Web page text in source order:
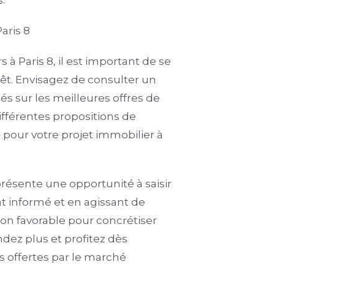
8
Paris 8, il est important de se
Envisagez de consulter un
sur les meilleures offres de
propositions de
votre projet immobilier à
une opportunité à saisir
informé et en agissant de
favorable pour concrétiser
plus et profitez dès
offertes par le marché